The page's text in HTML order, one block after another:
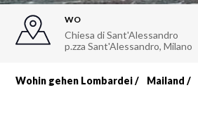
WO
Chiesa di Sant'Alessandro
p.zza Sant'Alessandro, Milano
Breadcrumb
Wohin gehen Lombardei Mailand